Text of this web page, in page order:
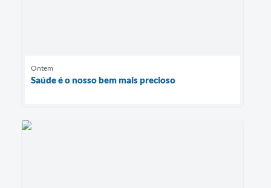
Ontem
Saúde é o nosso bem mais precioso